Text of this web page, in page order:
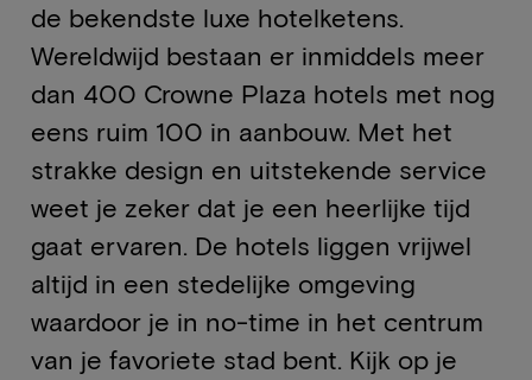
de bekendste luxe hotelketens.
Wereldwijd bestaan er inmiddels meer
dan 400 Crowne Plaza hotels met nog
eens ruim 100 in aanbouw. Met het
strakke design en uitstekende service
weet je zeker dat je een heerlijke tijd
gaat ervaren. De hotels liggen vrijwel
altijd in een stedelijke omgeving
waardoor je in no-time in het centrum
van je favoriete stad bent. Kijk op je